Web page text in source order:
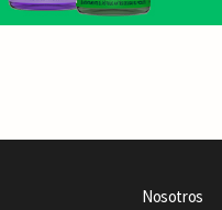
Nosotros